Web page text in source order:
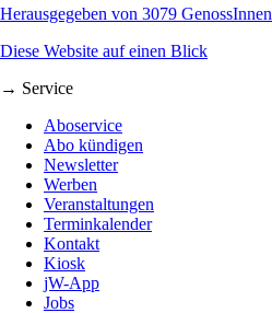
Herausgegeben von 3079 GenossInnen
Diese Website auf einen Blick
→ Service
Aboservice
Abo kündigen
Newsletter
Werben
Veranstaltungen
Terminkalender
Kontakt
Kiosk
jW-App
Jobs